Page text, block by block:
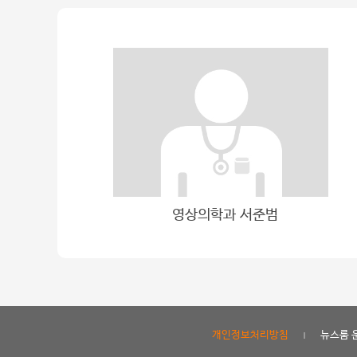
영상의학과 서준범기적의 드라마를 써
개인정보처리방침 뉴스룸